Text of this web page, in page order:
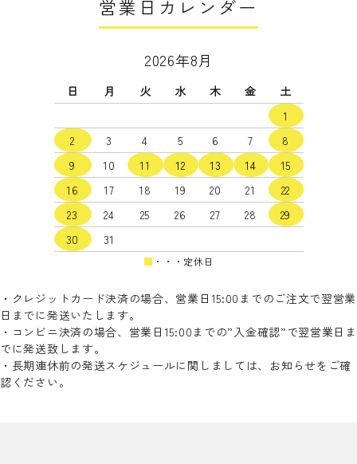
カテゴリー
検索する
営業日カレンダー
2026年8月
日 月 火 水 木 金
土
1
2
3 4 5 6 7
8
9
10 11 12 13 14
15
16
17 18 19 20 21
22
23
24 25 26 27 28
29
30
31
■ ・・・定休日
・クレジットカード決済の場合、営業日15:00までのご注文で翌営業
日までに発送いたします。
・コンビニ決済の場合、営業日15:00までの”入金確認”で翌営業日ま
でに発送致します。
・長期連休前の発送スケジュールに関しましては、お知らせをご確
認ください。